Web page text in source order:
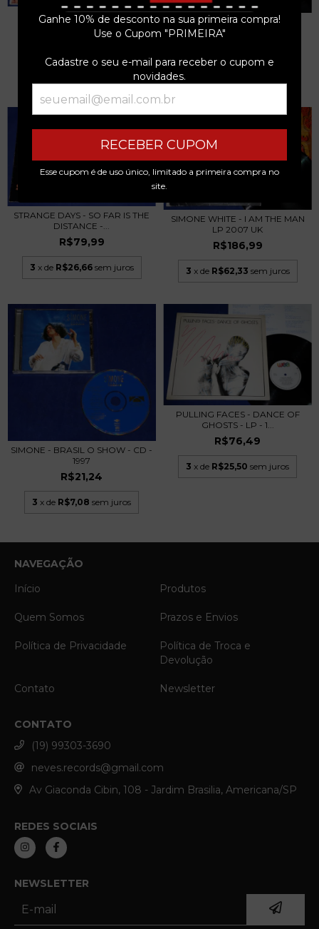
Ganhe 10% de desconto na sua primeira compra!
Use o Cupom "PRIMEIRA"
Cadastre o seu e-mail para receber o cupom e
novidades.
RECEBER CUPOM
Esse cupom é de uso único, limitado a primeira compra no
site.
THE BELAFONTE SINGERS -
PRESENTING - LP...
x deR$20,00 sem juros
TANIA LIBERTAD - RAZÓN DE
VIVIR - LP - 1...
STRANGE DAYS - SO FAR IS THE
DISTANCE -...
R$79,99
3 x de R$26,66 sem juros
SIMONE WHITE - I AM THE MAN
LP 2007 UK
R$186,99
3 x de R$62,33 sem juros
SIMONE - BRASIL O SHOW - CD -
1997
R$21,24
3 x de R$7,08 sem juros
PULLING FACES - DANCE OF
GHOSTS - LP - 1...
R$76,49
3 x de R$25,50 sem juros
NAVEGAÇÃO
Início
Produtos
Quem Somos Prazos e Envios
Política de Privacidade
Política de Troca e
Devolução
Contato Newsletter
CONTATO
(19) 99303-3690
neves.records@gmail.com
Av Giaconda Cibin, 108 - Jardim Brasilia, Americana/SP
REDES SOCIAIS
NEWSLETTER